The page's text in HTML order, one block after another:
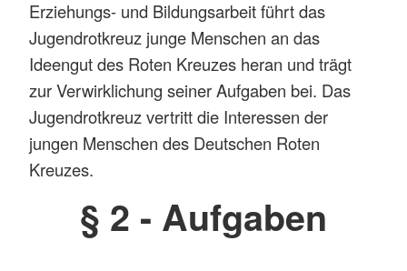
Erziehungs- und Bildungsarbeit führt das
Jugendrotkreuz junge Menschen an das
Ideengut des Roten Kreuzes heran und trägt
zur Verwirklichung seiner Aufgaben bei. Das
Jugendrotkreuz vertritt die Interessen der
jungen Menschen des Deutschen Roten
Kreuzes.
§ 2 - Aufgaben